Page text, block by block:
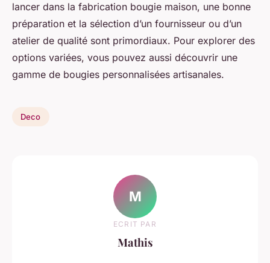
lancer dans la fabrication bougie maison, une bonne
préparation et la sélection d’un fournisseur ou d’un
atelier de qualité sont primordiaux. Pour explorer des
options variées, vous pouvez aussi découvrir une
gamme de bougies personnalisées artisanales.
Deco
M
ECRIT PAR
Mathis